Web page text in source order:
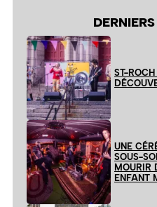
ST-
UNE
SOUS-
MOURIR
ENFANT